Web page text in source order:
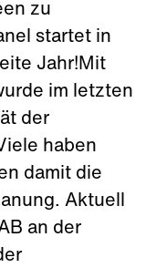
zu
startet in
Jahr!Mit
im letzten
der
haben
damit die
Aktuell
an der